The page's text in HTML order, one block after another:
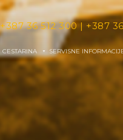
+387 36 512 300| +387
CESTARINA SERVISNE